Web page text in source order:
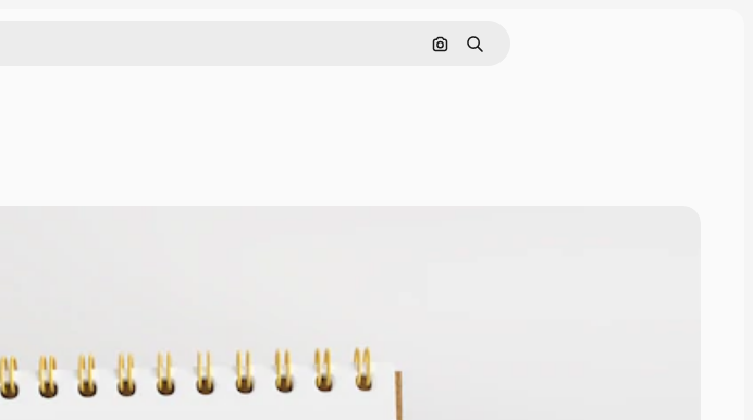
Pesquisar por imagem
Buscar